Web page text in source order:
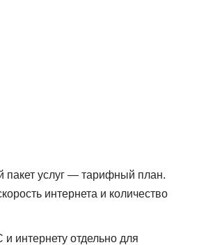
пакет услуг — тарифный план.
интернета и количество
интернету отдельно для